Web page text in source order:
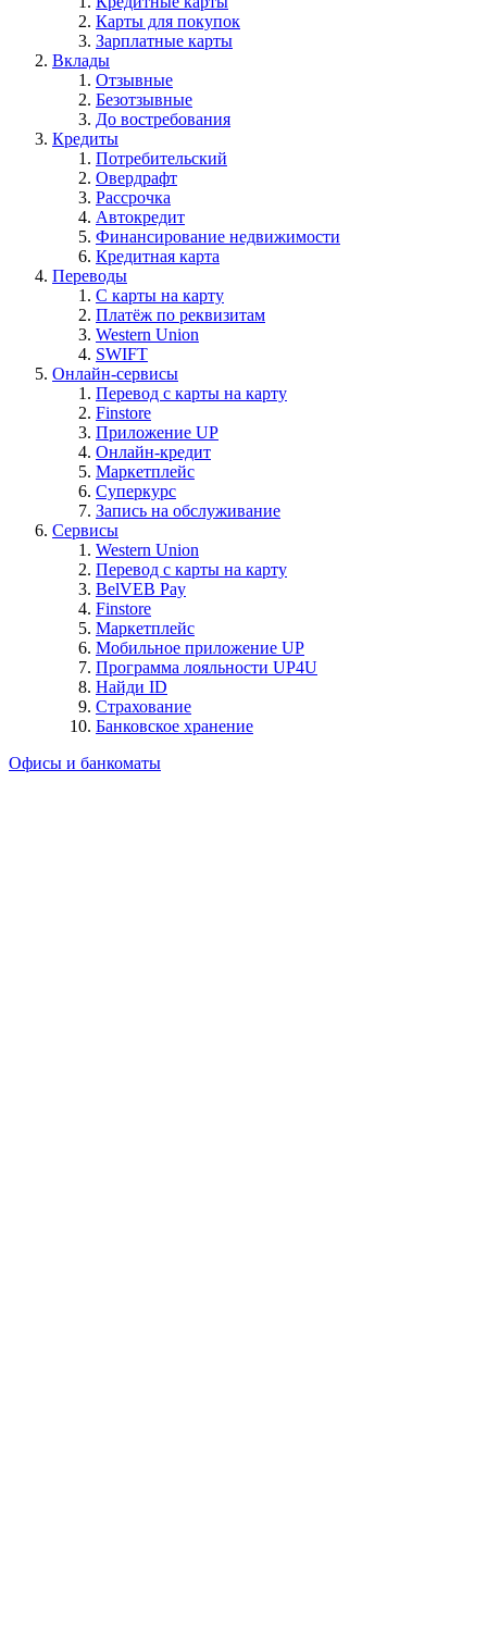
Карты для покупок
Зарплатные карты
Вклады
Отзывные
Безотзывные
До востребования
Кредиты
Потребительский
Овердрафт
Рассрочка
Автокредит
Финансирование недвижимости
Кредитная карта
Переводы
С карты на карту
Платёж по реквизитам
Western Union
SWIFT
Онлайн-сервисы
Перевод с карты на карту
Finstore
Приложение UP
Онлайн-кредит
Маркетплейс
Суперкурс
Запись на обслуживание
Сервисы
Western Union
Перевод с карты на карту
BelVEB Pay
Finstore
Маркетплейс
Мобильное приложение UP
Программа лояльности UP4U
Найди ID
Страхование
Банковское хранение
Офисы и банкоматы